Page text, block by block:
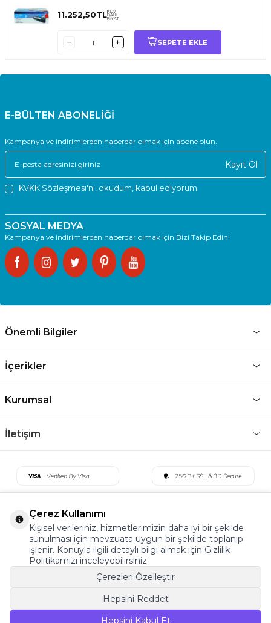
11.252,50TLKDV
DAHİL
FİYATI
SEPETE EKLE
E-BÜLTEN ABONELİĞİ
Kampanya ve indirimlerden haberdar olmak için abone olun.
Kayıt Ol
KVKK Sözleşmesi'ni , okudum, kabul ediyorum.
SOSYAL MEDYA
Kampanya ve indirimlerden haberdar olmak için Bizi Takip Edin!
Önemli Bilgiler
İçerikler
Kurumsal
İletişim
©2022 Tüm Hakkı Saklıdır. v5 Tema19
Çerez Kullanımı
Kişisel verileriniz, hizmetlerimizin daha iyi bir şekilde
sunulması için mevzuata uygun bir şekilde toplanıp
işlenir. Konuyla ilgili detaylı bilgi almak için Gizlilik
Politikamızı inceleyebilirsiniz.
Çerezleri Özelleştir
Hepsini Reddet
Hepsini Kabul Et